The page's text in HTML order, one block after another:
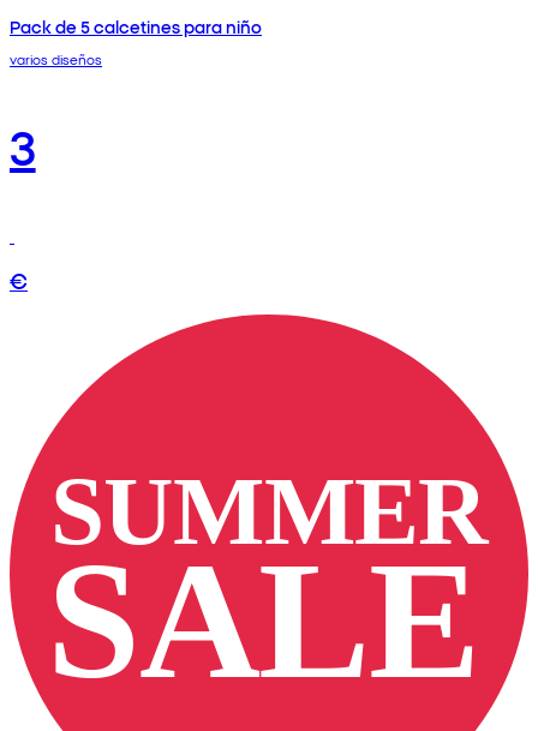
Pack de 5 calcetines para niño
varios diseños
3
€